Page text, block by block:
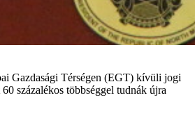
Gazdasági Térségen (EGT) kívüli jogi
százalékos többséggel tudnák újra